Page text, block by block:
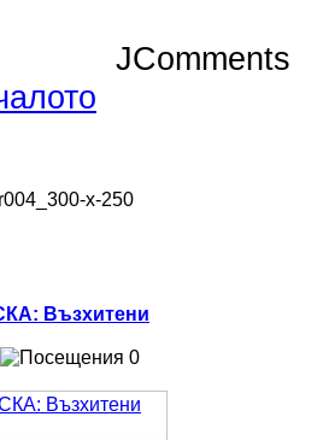
JComments
Възхитени
0